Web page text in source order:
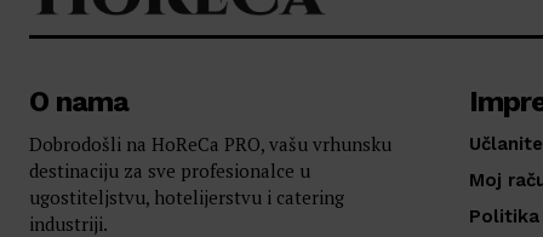
O nama
Dobrodošli na HoReCa PRO, vašu vrhunsku
destinaciju za sve profesionalce u
ugostiteljstvu, hotelijerstvu i catering
industriji.
Moj